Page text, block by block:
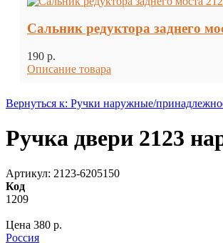
Сальник редуктора заднего
190 p.
Описание товара
Вернуться к: Ручки наружные/
Ручка двери 2123
Артикул: 2123-6205150
Код
1209
Цена 380 p.
Россия